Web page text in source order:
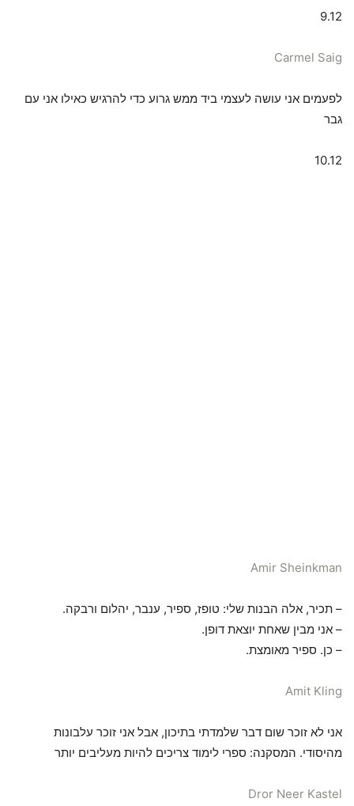
9.12
Carmel Saig
לפעמים אני עושה לעצמי ביד ממש גרוע כדי להרגיש כאילו אני עם
גבר
10.12
Amir Sheinkman
– תכיר, אלה הבנות שלי: טופז, ספיר, ענבר, יהלום ורבקה.
– אני מבין שאחת יוצאת דופן.
– כן. ספיר מאומצת.
Amit Kling
אני לא זוכר שום דבר שלמדתי בתיכון, אבל אני זוכר עלבונות
מהיסודי. המסקנה: ספרי לימוד צריכים להיות מעליבים יותר
Dror Neer Kastel